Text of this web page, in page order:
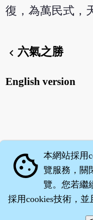
復，為萬民式，
chevron_left六氣之勝
English version
cookie 本網站採用
覽服務，關
覽。您若繼
採用cookies技術，